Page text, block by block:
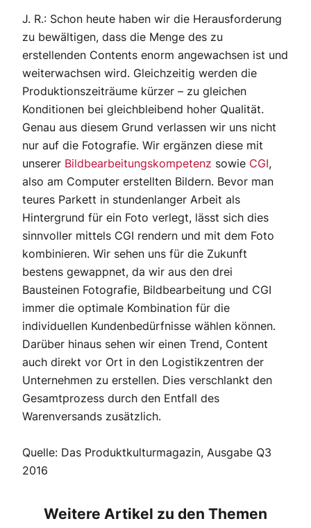
J. R.: Schon heute haben wir die Herausforderung
zu bewältigen, dass die Menge des zu
erstellenden Contents enorm angewachsen ist und
weiterwachsen wird. Gleichzeitig werden die
Produktionszeiträume kürzer – zu gleichen
Konditionen bei gleichbleibend hoher Qualität.
Genau aus diesem Grund verlassen wir uns nicht
nur auf die Fotografie. Wir ergänzen diese mit
unserer Bildbearbeitungskompetenz sowie CGI,
also am Computer erstellten Bildern. Bevor man
teures Parkett in stundenlanger Arbeit als
Hintergrund für ein Foto verlegt, lässt sich dies
sinnvoller mittels CGI rendern und mit dem Foto
kombinieren. Wir sehen uns für die Zukunft
bestens gewappnet, da wir aus den drei
Bausteinen Fotografie, Bildbearbeitung und CGI
immer die optimale Kombination für die
individuellen Kundenbedürfnisse wählen können.
Darüber hinaus sehen wir einen Trend, Content
auch direkt vor Ort in den Logistikzentren der
Unternehmen zu erstellen. Dies verschlankt den
Gesamtprozess durch den Entfall des
Warenversands zusätzlich.
Quelle: Das Produktkulturmagazin, Ausgabe Q3
2016
Weitere Artikel zu den Themen